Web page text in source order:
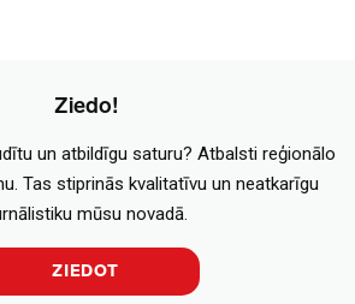
Ziedo!
un atbildīgu saturu? Atbalsti reģionālo
Tas stiprinās kvalitatīvu un neatkarīgu
mūsu novadā.
ZIEDOT